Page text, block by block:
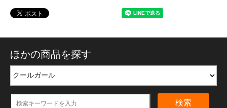
ほかの商品を探す
検索